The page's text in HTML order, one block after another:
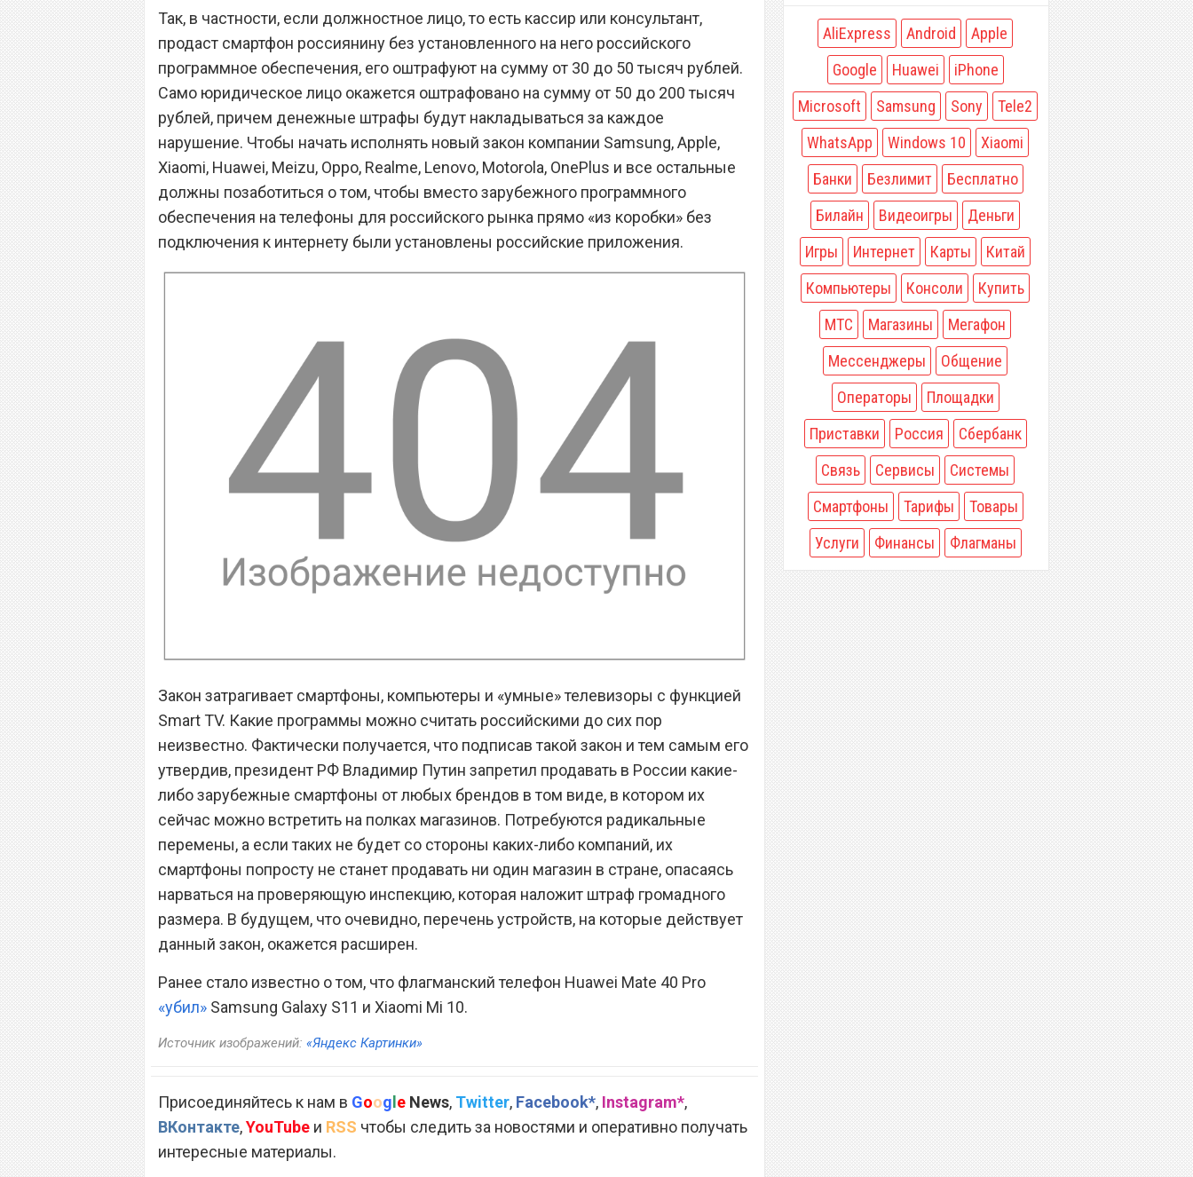
Так, в частности, если должностное лицо, то есть кассир или консультант,
продаст смартфон россиянину без установленного на него российского
программное обеспечения, его оштрафуют на сумму от 30 до 50 тысяч рублей.
Само юридическое лицо окажется оштрафовано на сумму от 50 до 200 тысяч
рублей, причем денежные штрафы будут накладываться за каждое
нарушение. Чтобы начать исполнять новый закон компании Samsung, Apple,
Xiaomi, Huawei, Meizu, Oppo, Realme, Lenovo, Motorola, OnePlus и все остальные
должны позаботиться о том, чтобы вместо зарубежного программного
обеспечения на телефоны для российского рынка прямо «из коробки» без
подключения к интернету были установлены российские приложения.
Закон затрагивает смартфоны, компьютеры и «умные» телевизоры с функцией
Smart TV. Какие программы можно считать российскими до сих пор
неизвестно. Фактически получается, что подписав такой закон и тем самым его
утвердив, президент РФ Владимир Путин запретил продавать в России какие-
либо зарубежные смартфоны от любых брендов в том виде, в котором их
сейчас можно встретить на полках магазинов. Потребуются радикальные
перемены, а если таких не будет со стороны каких-либо компаний, их
смартфоны попросту не станет продавать ни один магазин в стране, опасаясь
нарваться на проверяющую инспекцию, которая наложит штраф громадного
размера. В будущем, что очевидно, перечень устройств, на которые действует
данный закон, окажется расширен.
Ранее стало известно о том, что флагманский телефон Huawei Mate 40 Pro
«убил» Samsung Galaxy S11 и Xiaomi Mi 10.
Источник изображений: «Яндекс Картинки»
Присоединяйтесь к нам в Google News, Twitter, Facebook*, Instagram*,
ВКонтакте,YouTube и RSS чтобы следить за новостями и оперативно получать
интересные материалы.
AliExpress Android
Apple
Google
Huawei
iPhone
Microsoft
Samsung Sony
Tele2
WhatsApp
Windows 10
Xiaomi
Банки
Безлимит
Бесплатно
Билайн
Видеоигры
Деньги
Игры
Интернет Карты
Китай
Компьютеры
Консоли
Купить
МТС
Магазины
Мегафон
Мессенджеры
Общение
Операторы
Площадки
Приставки
Россия
Сбербанк
Связь
Сервисы
Системы
Смартфоны
Тарифы
Товары
Услуги
Финансы Флагманы